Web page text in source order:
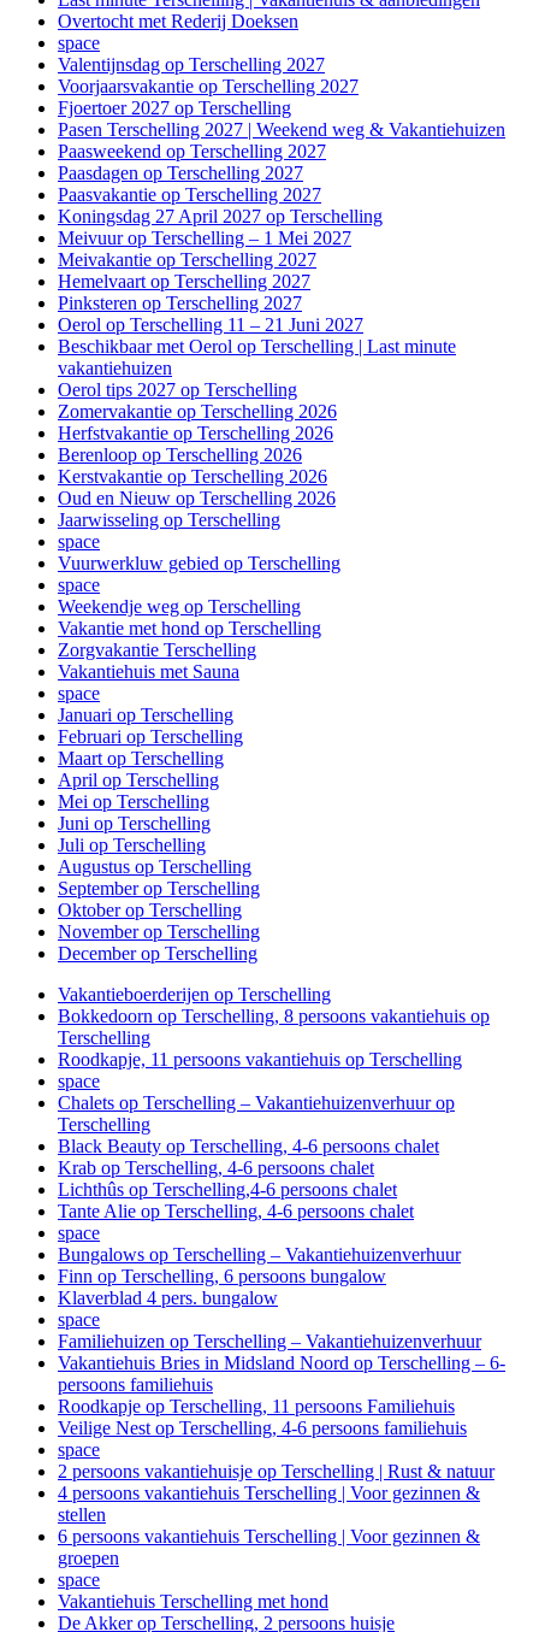
Overtocht met Rederij Doeksen
space
Valentijnsdag op Terschelling 2027
Voorjaarsvakantie op Terschelling 2027
Fjoertoer 2027 op Terschelling
Pasen Terschelling 2027 | Weekend weg & Vakantiehuizen
Paasweekend op Terschelling 2027
Paasdagen op Terschelling 2027
Paasvakantie op Terschelling 2027
Koningsdag 27 April 2027 op Terschelling
Meivuur op Terschelling – 1 Mei 2027
Meivakantie op Terschelling 2027
Hemelvaart op Terschelling 2027
Pinksteren op Terschelling 2027
Oerol op Terschelling 11 – 21 Juni 2027
Beschikbaar met Oerol op Terschelling | Last minute
vakantiehuizen
Oerol tips 2027 op Terschelling
Zomervakantie op Terschelling 2026
Herfstvakantie op Terschelling 2026
Berenloop op Terschelling 2026
Kerstvakantie op Terschelling 2026
Oud en Nieuw op Terschelling 2026
Jaarwisseling op Terschelling
space
Vuurwerkluw gebied op Terschelling
space
Weekendje weg op Terschelling
Vakantie met hond op Terschelling
Zorgvakantie Terschelling
Vakantiehuis met Sauna
space
Januari op Terschelling
Februari op Terschelling
Maart op Terschelling
April op Terschelling
Mei op Terschelling
Juni op Terschelling
Juli op Terschelling
Augustus op Terschelling
September op Terschelling
Oktober op Terschelling
November op Terschelling
December op Terschelling
Vakantieboerderijen op Terschelling
Bokkedoorn op Terschelling, 8 persoons vakantiehuis op
Terschelling
Roodkapje, 11 persoons vakantiehuis op Terschelling
space
Chalets op Terschelling – Vakantiehuizenverhuur op
Terschelling
Black Beauty op Terschelling, 4-6 persoons chalet
Krab op Terschelling, 4-6 persoons chalet
Lichthûs op Terschelling,4-6 persoons chalet
Tante Alie op Terschelling, 4-6 persoons chalet
space
Bungalows op Terschelling – Vakantiehuizenverhuur
Finn op Terschelling, 6 persoons bungalow
Klaverblad 4 pers. bungalow
space
Familiehuizen op Terschelling – Vakantiehuizenverhuur
Vakantiehuis Bries in Midsland Noord op Terschelling – 6-
persoons familiehuis
Roodkapje op Terschelling, 11 persoons Familiehuis
Veilige Nest op Terschelling, 4-6 persoons familiehuis
space
2 persoons vakantiehuisje op Terschelling | Rust & natuur
4 persoons vakantiehuis Terschelling | Voor gezinnen &
stellen
6 persoons vakantiehuis Terschelling | Voor gezinnen &
groepen
space
Vakantiehuis Terschelling met hond
De Akker op Terschelling, 2 persoons huisje